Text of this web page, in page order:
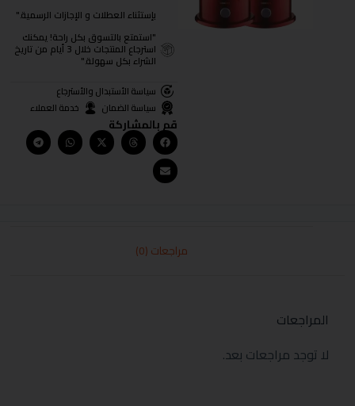
بإستثناء العطلات و الإجازات الرسمية."
"استمتع بالتسوق بكل راحة! يمكنك
استرجاع المنتجات خلال 3 أيام من تاريخ
الشراء بكل سهولة."
سياسة الأستبدال والأسترجاع
سياسة الضمان
خدمة العملاء
قم بالمشاركة
مراجعات (0)
المراجعات
لا توجد مراجعات بعد.